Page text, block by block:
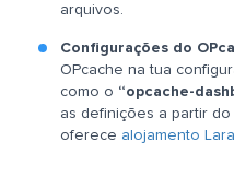
arquivos.
Configurações do
OPcache na tua
como o “opcache-
as definições a partir do
oferece alojamento